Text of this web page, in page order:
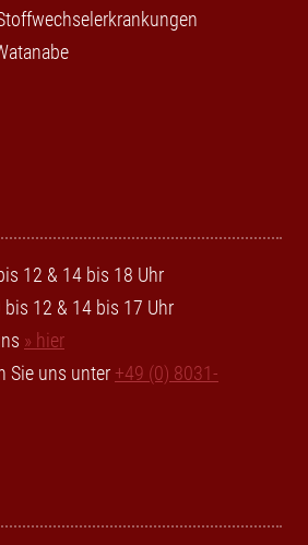
12 & 14 bis 18 Uhr
12 & 14 bis 17 Uhr
» hier
Sie uns unter +49 (0) 8031-